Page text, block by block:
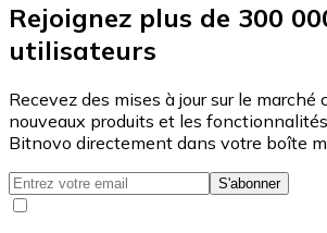
Rejoignez plus de 300
utilisateurs
Recevez des mises à jour sur le marché
nouveaux produits et les
Bitnovo directement dans votre boîte
S'abonner